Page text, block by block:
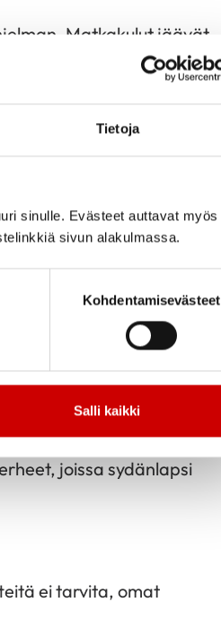
Tietoja
sinulle. Evästeet auttavat myös
sivun alakulmassa.
Kohdentamisevästeet
Salli kaikki
Matkakulut jäävät
ei peritä
ei peritä
yhdistyksen
ovat ne osallistujat,
joissa sydänlapsi
ei tarvita, omat